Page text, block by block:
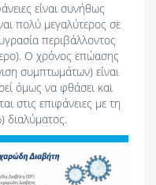
είναι συνήθως
πολύ μεγαλύτερος σε
περιβάλλοντος
Ο χρόνος επώασης
συμπτωμάτων) είναι
όμως να φθάσει και
στις επιφάνειες με τη
διαλύματος.